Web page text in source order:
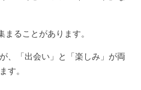
ることがあります。
、「出会い」と「楽しみ」が両
す。